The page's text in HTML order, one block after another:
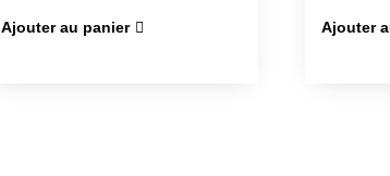
Ajouter au panier Ajouter